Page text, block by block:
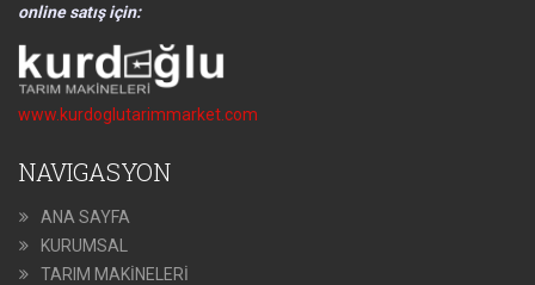
online satış için:
www.kurdoglutarimmarket.com
NAVIGASYON
ANA SAYFA
KURUMSAL
TARIM MAKİNELERİ